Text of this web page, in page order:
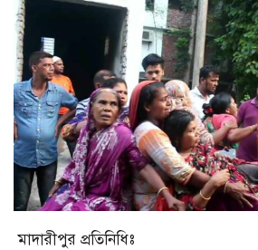
মাদারীপুর প্রতিনিধিঃ